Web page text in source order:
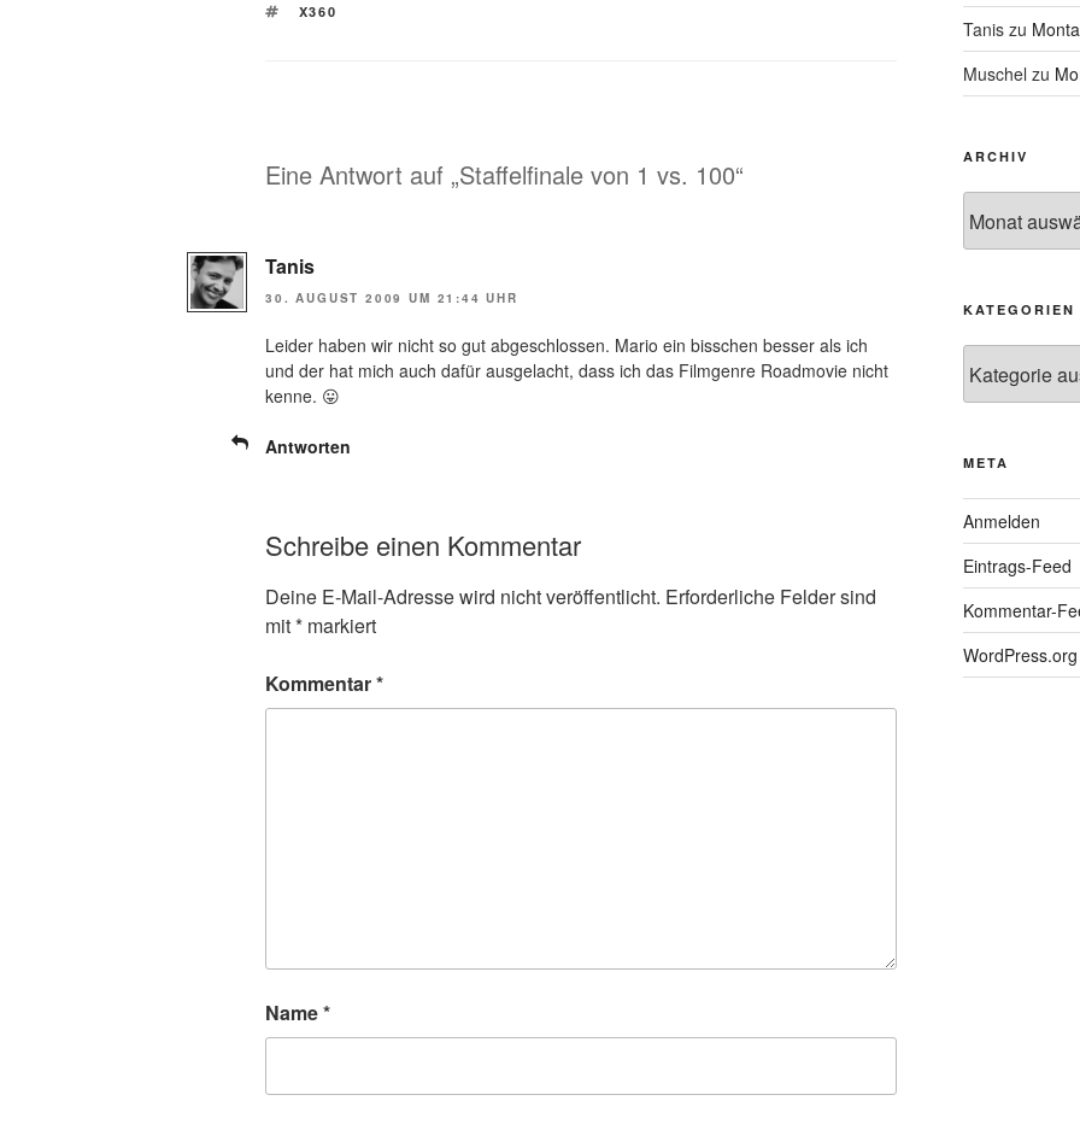
SCHLAGWÖRTER
X360
Eine Antwort auf „Staffelfinale von 1 vs. 100“
Tanis
30. AUGUST 2009 UM 21:44 UHR
Leider haben wir nicht so gut abgeschlossen. Mario ein bisschen besser als ich
und der hat mich auch dafür ausgelacht, dass ich das Filmgenre Roadmovie nicht
kenne. 😛
Antworten
Schreibe einen Kommentar
Deine E-Mail-Adresse wird nicht veröffentlicht. Erforderliche Felder sind
mit* markiert
Kommentar*
Name*
Taniszu
Muschel zu
ARCHIV
KATEGORIEN
META
Anmelden
Eintrags-Feed
Kommentar-
WordPress.org